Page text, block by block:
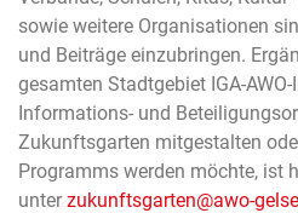
sowie weitere Organisationen
und Beiträge einzubringen.
gesamten Stadtgebiet IGA-
Informations- und
Zukunftsgarten mitgestalten
Programms werden möchte, ist
unter zukunftsgarten@awo-